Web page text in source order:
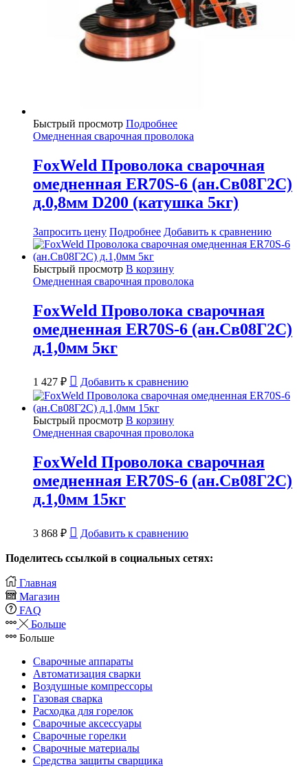
Быстрый просмотр Подробнее
Омедненная сварочная проволока
FoxWeld Проволока сварочная
омедненная ER70S-6 (ан.Св08Г2С)
д.0,8мм D200 (катушка 5кг)
Запросить цену Подробнее Добавить к сравнению
Быстрый просмотр В корзину
Омедненная сварочная проволока
FoxWeld Проволока сварочная
омедненная ER70S-6 (ан.Св08Г2С)
д.1,0мм 5кг
1 427 ₽ Добавить к сравнению
Быстрый просмотр В корзину
Омедненная сварочная проволока
FoxWeld Проволока сварочная
омедненная ER70S-6 (ан.Св08Г2С)
д.1,0мм 15кг
3 868 ₽ Добавить к сравнению
Поделитесь ссылкой в социальных сетях:
Главная
Магазин
FAQ
Больше
Больше
Сварочные аппараты
Автоматизация сварки
Воздушные компрессоры
Газовая сварка
Расходка для горелок
Сварочные аксессуары
Сварочные горелки
Сварочные материалы
Средства защиты сварщика